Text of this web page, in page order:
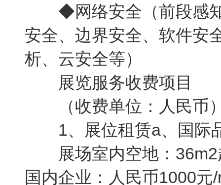
◆网络安全（前段感知
安全、边界安全、软件安
析、云安全等）
展览服务收费项目
（收费单位：人民币
1、展位租赁a、国际
展场室内空地：36m2
国内企业：人民币1000元